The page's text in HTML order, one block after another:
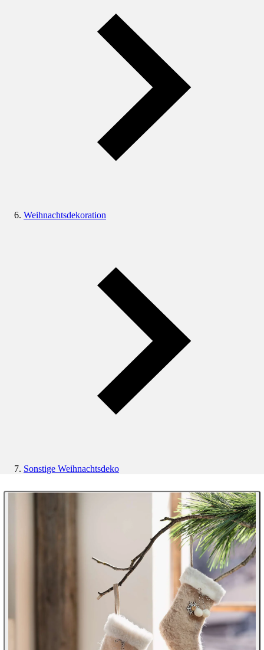
Weihnachtsdekoration
Sonstige Weihnachtsdeko